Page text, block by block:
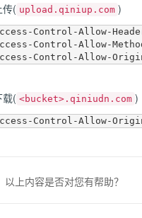
传( upload.qiniup.com )
Control-Allow-
Control-Allow-
载( <bucket>.qiniudn.com )
以上内容是否对您有帮助？